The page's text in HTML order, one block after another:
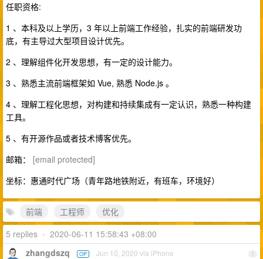
任职资格:
1 、本科及以上学历，3 年以上前端工作经验，扎实的前端研发功
底，有主导过大型项目设计优先。
2 、理解组件化开发思想，有一定的设计能力。
3 、熟悉主流前端框架如 Vue, 熟悉 Node.js 。
4 、理解工程化思想，对构建和持续集成有一定认识，熟悉一种构建
工具。
5 、有开源作品或者技术博客优先。
邮箱： [email protected]
坐标：惠通时代广场（青年路地铁附近，有班车，环境好）
前端 工程师
优化
5 replies • 2020-06-11 15:58:43 +08:00
1
zhangdszq OP Jun 10, 2020 via iPhone